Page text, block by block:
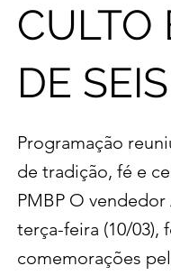
CULTO
DE
Programação
de tradição, fé e
PMBP O
terça-feira (10/03),
comemorações